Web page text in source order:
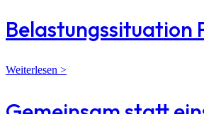
Belastungssituation
Weiterlesen >